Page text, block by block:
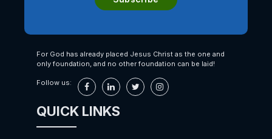
For God has already placed Jesus Christ as the one and
only foundation, and no other foundation can be laid!
Follow us:
QUICK LINKS